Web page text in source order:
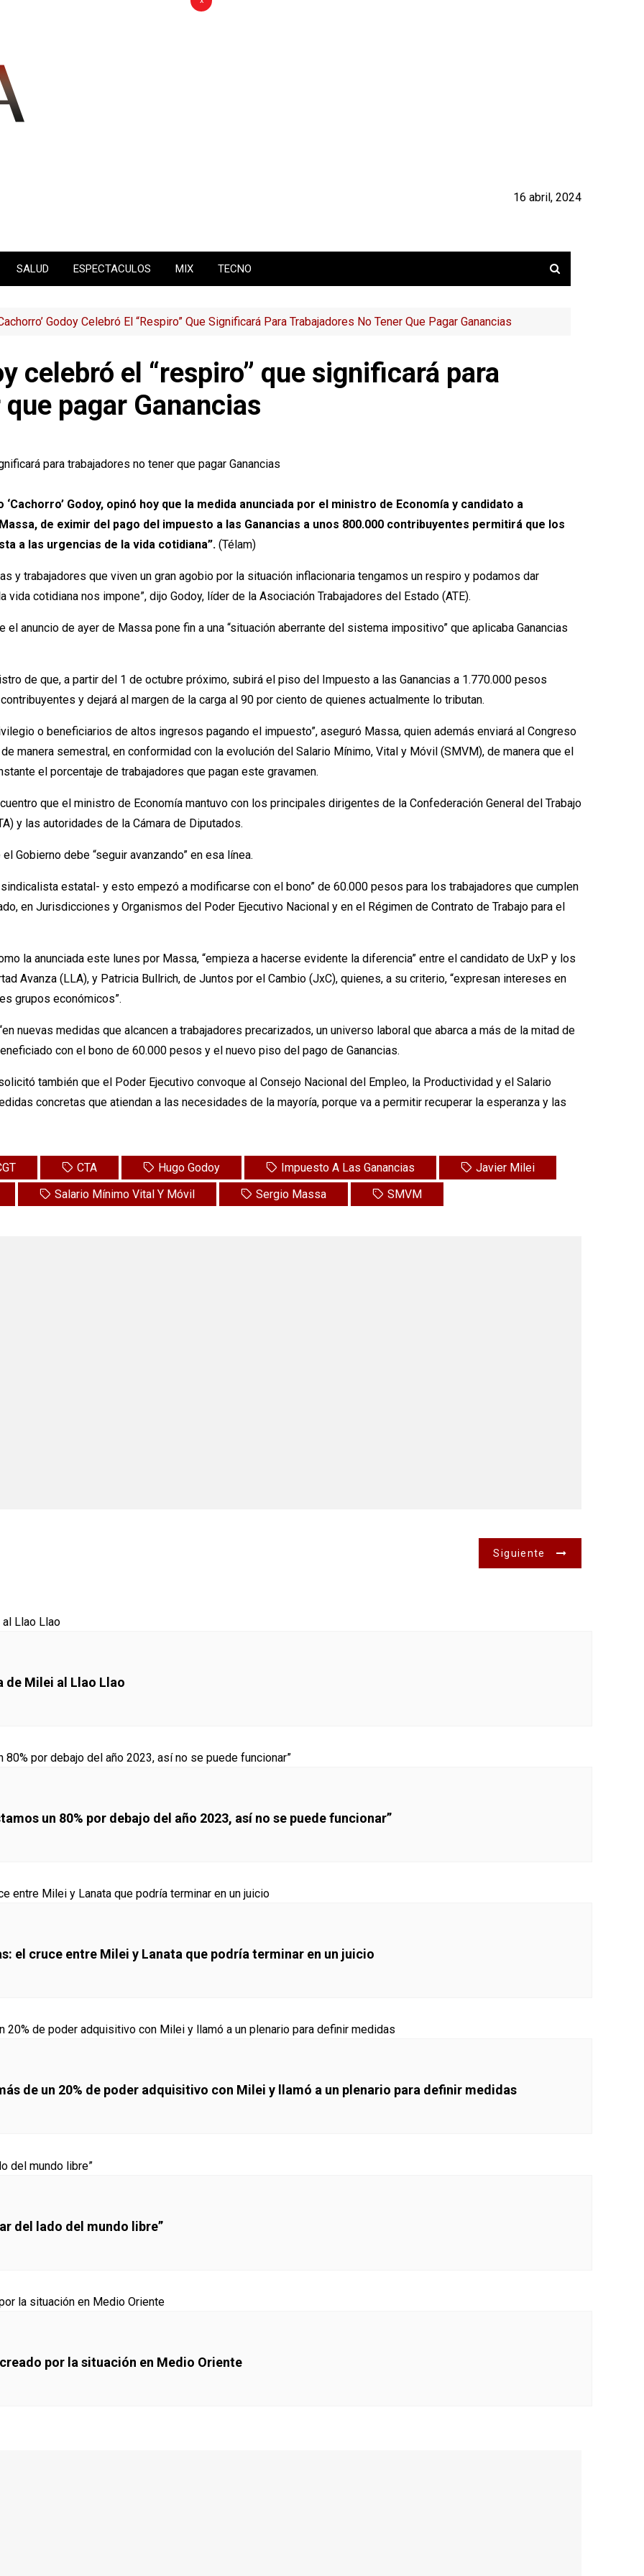
16 abril, 2024
SALUD ESPECTACULOS MIX TECNO
Godoy Celebró El “respiro” Que Significará Para Trabajadores No Tener Que Pagar Ganancias
celebró el “respiro” que significará para
pagar Ganancias
Godoy, opinó hoy que la medida anunciada por el ministro de Economía y candidato a
de eximir del pago del impuesto a las Ganancias a unos 800.000 contribuyentes permitirá que los
a las urgencias de la vida cotidiana”. (Télam)
y trabajadores que viven un gran agobio por la situación inflacionaria tengamos un respiro y podamos dar
cotidiana nos impone”, dijo Godoy, líder de la Asociación Trabajadores del Estado (ATE).
el anuncio de ayer de Massa pone fin a una “situación aberrante del sistema impositivo” que aplicaba Ganancias
de que, a partir del 1 de octubre próximo, subirá el piso del Impuesto a las Ganancias a 1.770.000 pesos
y dejará al margen de la carga al 90 por ciento de quienes actualmente lo tributan.
o beneficiarios de altos ingresos pagando el impuesto”, aseguró Massa, quien además enviará al Congreso
manera semestral, en conformidad con la evolución del Salario Mínimo, Vital y Móvil (SMVM), de manera que el
el porcentaje de trabajadores que pagan este gravamen.
que el ministro de Economía mantuvo con los principales dirigentes de la Confederación General del Trabajo
y las autoridades de la Cámara de Diputados.
Gobierno debe “seguir avanzando” en esa línea.
estatal- y esto empezó a modificarse con el bono” de 60.000 pesos para los trabajadores que cumplen
en Jurisdicciones y Organismos del Poder Ejecutivo Nacional y en el Régimen de Contrato de Trabajo para el
la anunciada este lunes por Massa, “empieza a hacerse evidente la diferencia” entre el candidato de UxP y los
Avanza (LLA), y Patricia Bullrich, de Juntos por el Cambio (JxC), quienes, a su criterio, “expresan intereses en
grupos económicos”.
nuevas medidas que alcancen a trabajadores precarizados, un universo laboral que abarca a más de la mitad de
con el bono de 60.000 pesos y el nuevo piso del pago de Ganancias.
también que el Poder Ejecutivo convoque al Consejo Nacional del Empleo, la Productividad y el Salario
concretas que atiendan a las necesidades de la mayoría, porque va a permitir recuperar la esperanza y las
CTA Hugo Godoy Impuesto A Las Ganancias
Javier Milei
Salario Mínimo Vital Y Móvil Sergio Massa SMVM
Siguiente
de Milei al Llao Llao
un 80% por debajo del año 2023, así no se puede funcionar”
el cruce entre Milei y Lanata que podría terminar en un juicio
de un 20% de poder adquisitivo con Milei y llamó a un plenario para definir medidas
del lado del mundo libre”
por la situación en Medio Oriente